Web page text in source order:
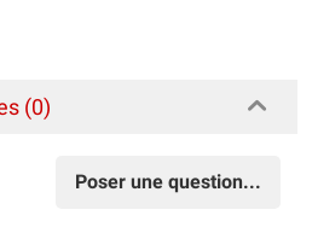
(0)
Poser une question...